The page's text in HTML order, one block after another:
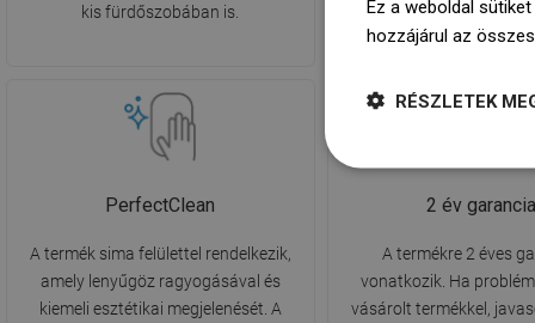
kis fürdőszobában is.
PerfectClean
A termék sima felülettel rendelkezik,
amely lenyűgöz ragyogásával és
kiemeli esztétikai megjelenését. A
2 év garancia
A termékre 2 éves
vonatkozik. Ha
vásárolt termékkel,
Ez a weboldal
hozzájárul az
RÉSZLETEK